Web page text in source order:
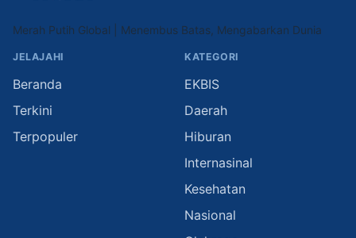
Merah Putih Global | Menembus Batas, Mengabarkan Dunia
JELAJAHI
Beranda
Terkini
Terpopuler
KATEGORI
EKBIS
Daerah
Hiburan
Internasinal
Kesehatan
Nasional